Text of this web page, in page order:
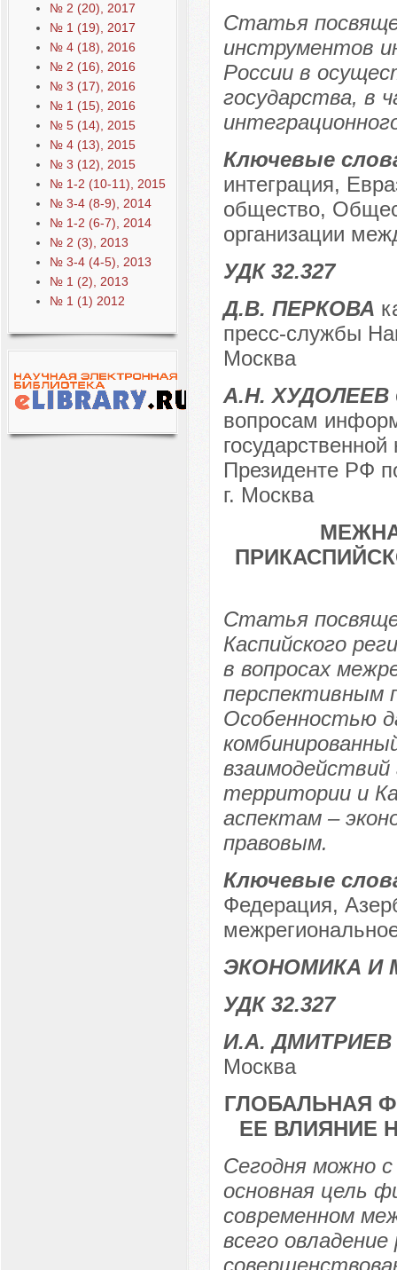
№ 2 (20), 2017
№ 1 (19), 2017
№ 4 (18), 2016
№ 2 (16), 2016
№ 3 (17), 2016
№ 1 (15), 2016
№ 5 (14), 2015
№ 4 (13), 2015
№ 3 (12), 2015
№ 1-2 (10-11), 2015
№ 3-4 (8-9), 2014
№ 1-2 (6-7), 2014
№ 2 (3), 2013
№ 3-4 (4-5), 2013
№ 1 (2), 2013
№ 1 (1) 2012
Статья
инструментов
России в
государства, в
Ключевые
интеграция,
общество,
организации
УДК 32.327
Д.В. ПЕРКОВА
пресс-службы
Москва
А.Н. ХУДОЛЕЕВ
вопросам
Президенте РФ
г. Москва
Статья
Каспийского
в вопросах
перспективным
Особенностью
взаимодействий
территории и
аспектам –
правовым.
Ключевые
Федерация,
ЭКОНОМИКА И
УДК 32.327
И.А. ДМИТРИЕВ
Москва
ГЛОБАЛЬНАЯ
ЕЕ ВЛИЯНИЕ
Сегодня можно
основная цель
современном
всего